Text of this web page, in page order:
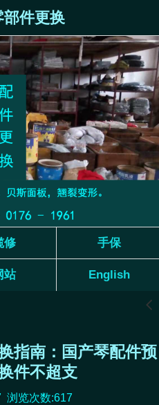
件更换
修 手保
站 English
󰊒
指南：国产琴配件预
件不超支
浏览次数:617